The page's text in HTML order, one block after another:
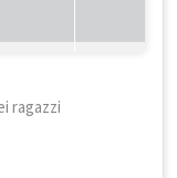
ragazzi